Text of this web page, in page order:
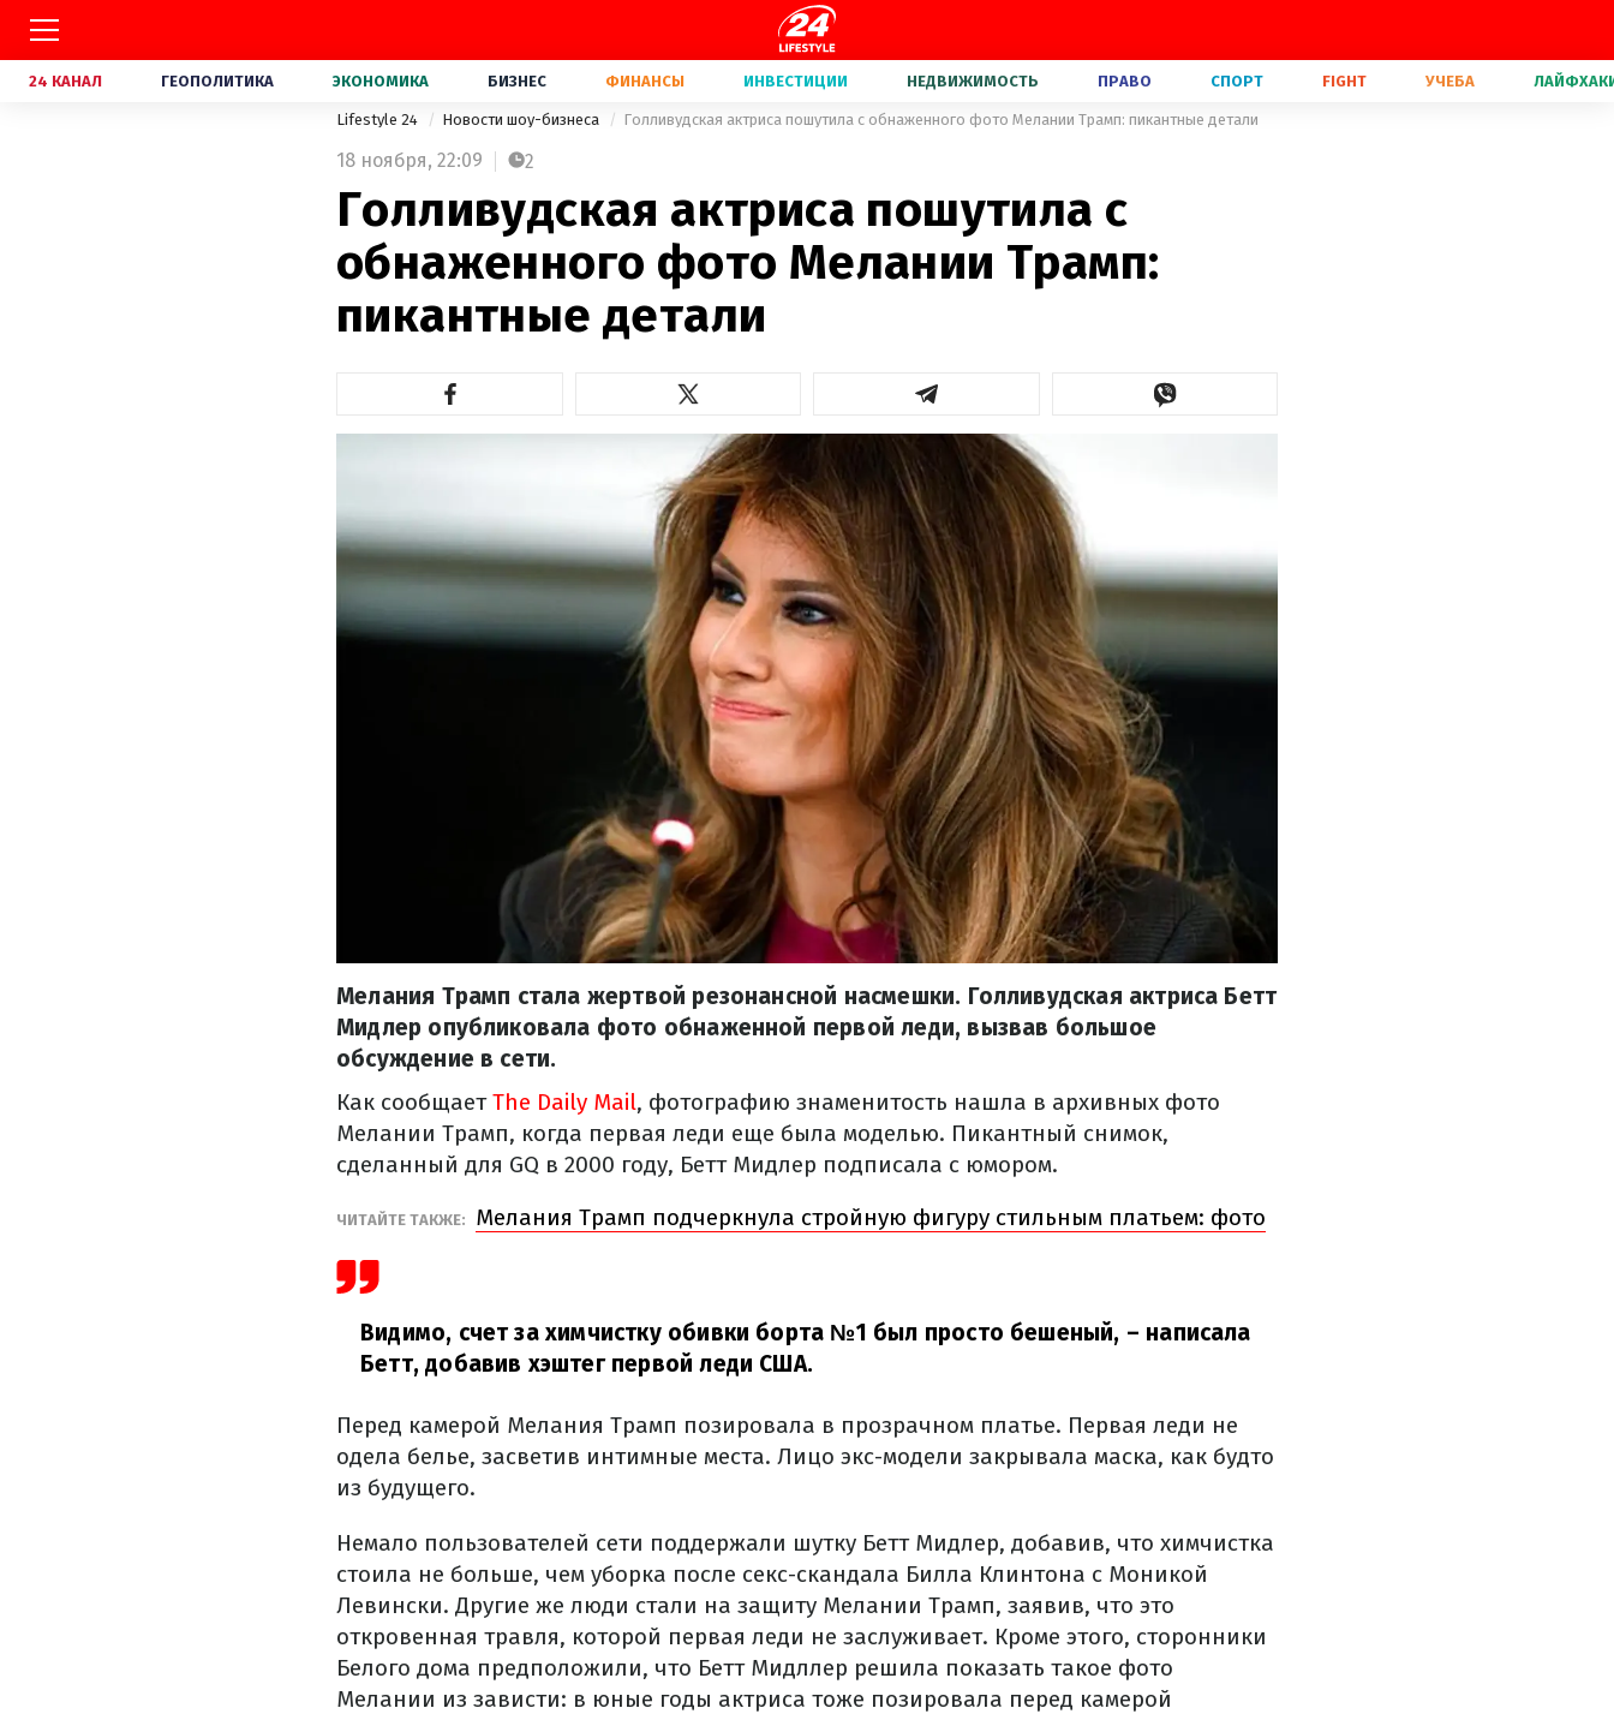
24 КАНАЛ ГЕОПОЛИТИКА ЭКОНОМИКА БИЗНЕС ФИНАНСЫ ИНВЕСТИЦИИ НЕДВИЖИМОСТЬ ПРАВО СПОРТ FIGHT УЧЕБА
Lifestyle 24 Новости шоу-бизнеса Голливудская актриса пошутила с обнаженного фото Мелании Трамп: пикантные детали
18 ноября, 22:09 2
Голливудская актриса пошутила с
обнаженного фото Мелании Трамп:
пикантные детали
Мелания Трамп стала жертвой резонансной насмешки. Голливудская актриса Бетт
Мидлер опубликовала фото обнаженной первой леди, вызвав большое
обсуждение в сети.
Как сообщаетThe Daily Mail, фотографию знаменитость нашла в архивных фото
Мелании Трамп, когда первая леди еще была моделью. Пикантный снимок,
сделанный для GQ в 2000 году, Бетт Мидлер подписала с юмором.
ЧИТАЙТЕ ТАКЖЕ: Мелания Трамп подчеркнула стройную фигуру стильным платьем: фото
Видимо, счет за химчистку обивки борта №1 был просто бешеный, – написала
Бетт, добавив хэштег первой леди США.
Перед камерой Мелания Трамп позировала в прозрачном платье. Первая леди не
одела белье, засветив интимные места. Лицо экс-модели закрывала маска, как будто
из будущего.
Немало пользователей сети поддержали шутку Бетт Мидлер, добавив, что химчистка
стоила не больше, чем уборка после секс-скандала Билла Клинтона с Моникой
Левински. Другие же люди стали на защиту Мелании Трамп, заявив, что это
откровенная травля, которой первая леди не заслуживает. Кроме этого, сторонники
Белого дома предположили, что Бетт Мидллер решила показать такое фото
Мелании из зависти: в юные годы актриса тоже позировала перед камерой